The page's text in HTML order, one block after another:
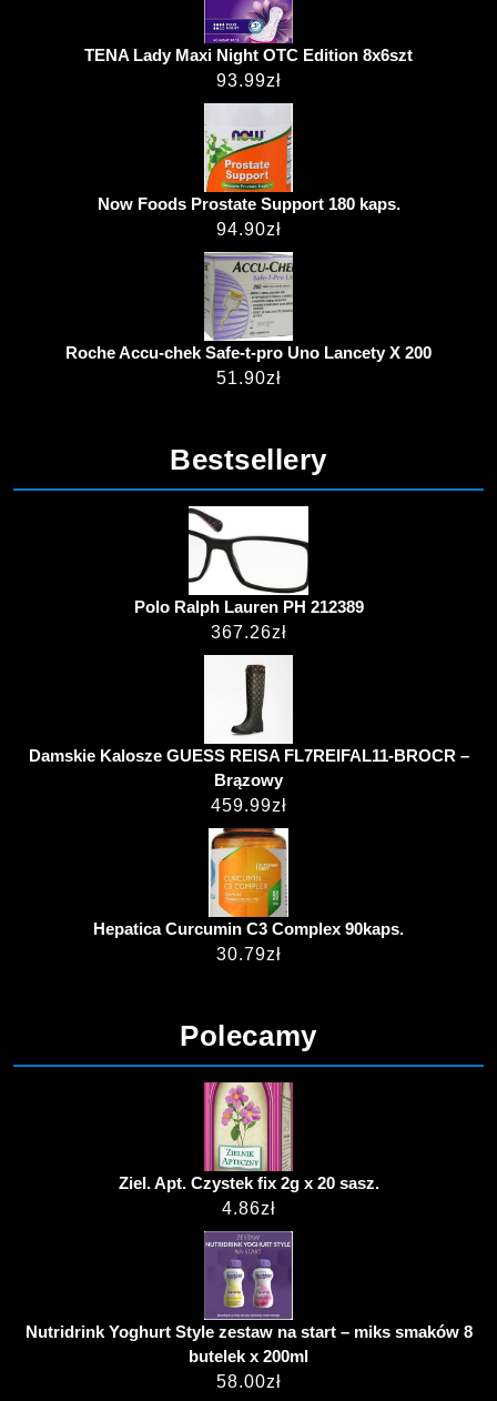
TENA Lady Maxi Night OTC Edition 8x6szt
93.99zł
Now Foods Prostate Support 180 kaps.
94.90zł
Roche Accu-chek Safe-t-pro Uno Lancety X 200
51.90zł
Bestsellery
Polo Ralph Lauren PH 212389
367.26zł
Damskie Kalosze GUESS REISA FL7REIFAL11-BROCR –
Brązowy
459.99zł
Hepatica Curcumin C3 Complex 90kaps.
30.79zł
Polecamy
Ziel. Apt. Czystek fix 2g x 20 sasz.
4.86zł
Nutridrink Yoghurt Style zestaw na start – miks smaków 8
butelek x 200ml
58.00zł